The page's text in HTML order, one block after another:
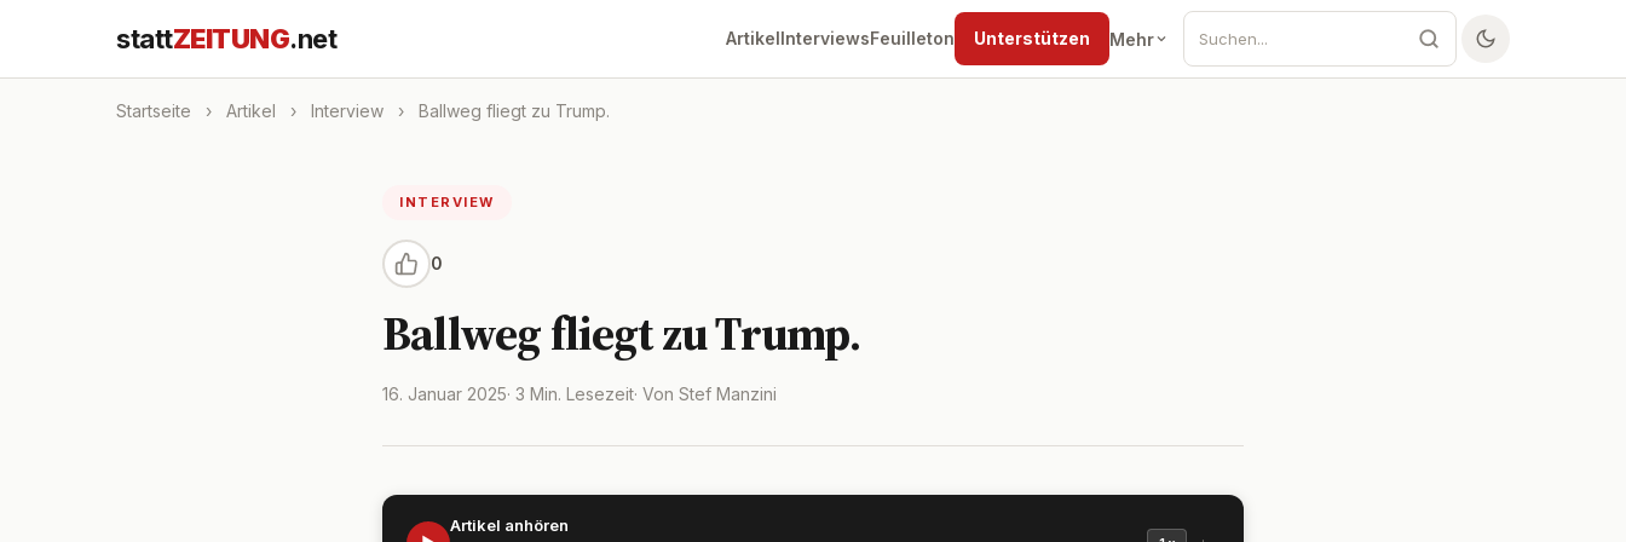
stattZEITUNG.net ArtikelInterviewsFeuilleton Unterstützen Mehr
Startseite › Artikel › Interview › Ballweg fliegt zu Trump.
INTERVIEW
0
Ballweg fliegt zu Trump.
16. Januar 2025· 3 Min. Lesezeit· Von Stef Manzini
Artikel anhören